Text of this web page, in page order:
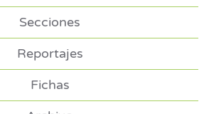
Secciones
Reportajes
Fichas